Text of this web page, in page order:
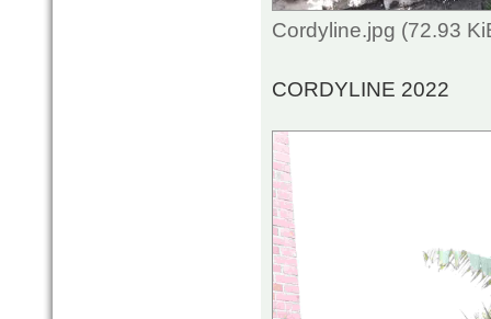
Cordyline.jpg (72.93
CORDYLINE 2022